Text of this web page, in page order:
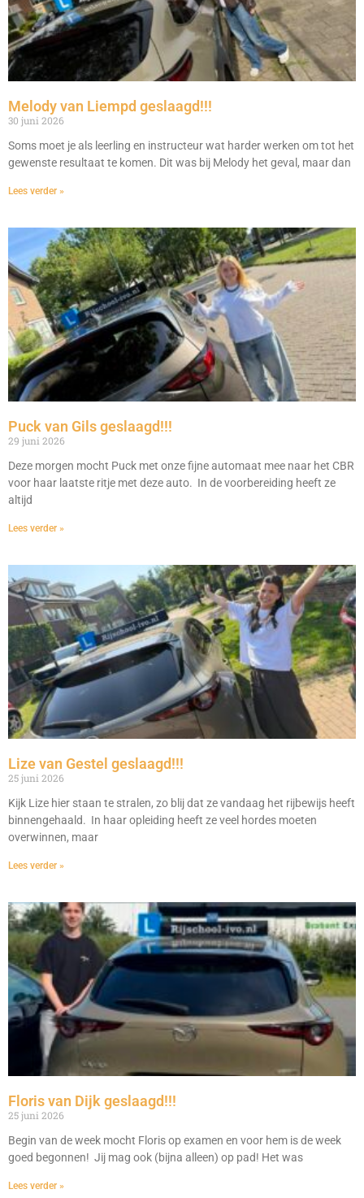
Melody van Liempd geslaagd!!!
30 juni 2026
Soms moet je als leerling en instructeur wat harder werken om tot het
gewenste resultaat te komen. Dit was bij Melody het geval, maar dan
Lees verder »
Puck van Gils geslaagd!!!
29 juni 2026
Deze morgen mocht Puck met onze fijne automaat mee naar het CBR
voor haar laatste ritje met deze auto. In de voorbereiding heeft ze
altijd
Lees verder »
Lize van Gestel geslaagd!!!
25 juni 2026
Kijk Lize hier staan te stralen, zo blij dat ze vandaag het rijbewijs heeft
binnengehaald. In haar opleiding heeft ze veel hordes moeten
overwinnen, maar
Lees verder »
Floris van Dijk geslaagd!!!
25 juni 2026
Begin van de week mocht Floris op examen en voor hem is de week
goed begonnen! Jij mag ook (bijna alleen) op pad! Het was
Lees verder »